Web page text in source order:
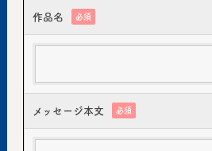
作品名 必須
メッセージ本文 必須